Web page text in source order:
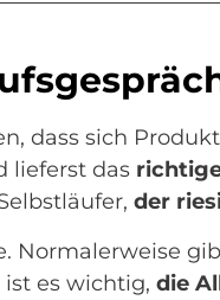
dass sich
lieferst das
der
Normalerweise
es wichtig, die